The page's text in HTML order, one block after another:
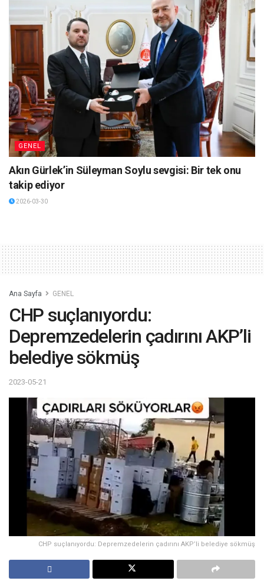
GENEL
Akın Gürlek’in Süleyman Soylu sevgisi: Bir tek onu
takip ediyor
2026-03-30
Ana Sayfa GENEL
CHP suçlanıyordu:
Depremzedelerin çadırını AKP’li
belediye sökmüş
2023-05-21
CHP suçlanıyordu: Depremzedelerin çadırını AKP’li belediye sökmüş